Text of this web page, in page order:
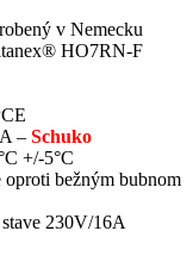
v Nemecku
HO7RN-F
– Schuko
+/-5°C
bežným bubnom
230V/16A